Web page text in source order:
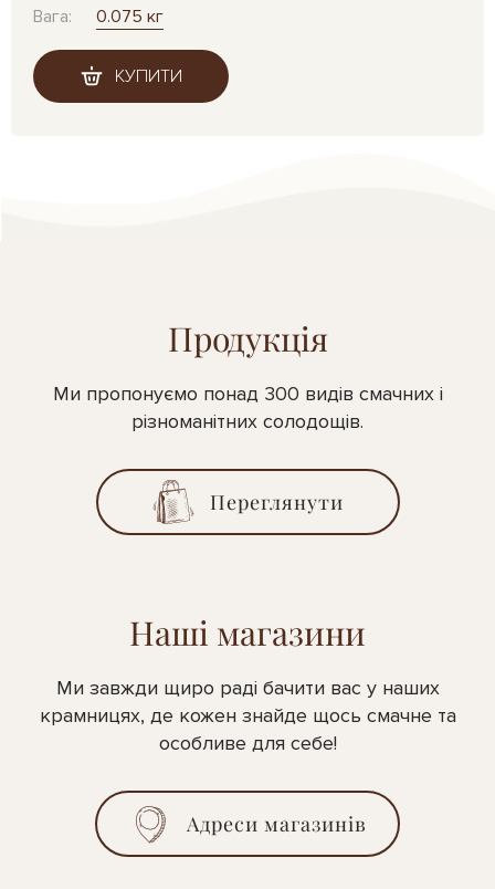
Вага: 0.075 кг
КУПИТИ
Продукція
Ми пропонуємо понад 300 видів смачних і
різноманітних солодощів.
Переглянути
Наші магазини
Ми завжди щиро раді бачити вас у наших
крамницях, де кожен знайде щось смачне та
особливе для себе!
Адреси магазинів